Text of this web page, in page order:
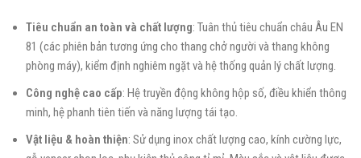
Tiêu chuẩn an toàn và chất lượng: Tuân thủ tiêu chuẩn châu Âu EN
81 (các phiên bản tương ứng cho thang chở người và thang không
phòng máy), kiểm định nghiêm ngặt và hệ thống quản lý chất lượng.
Công nghệ cao cấp: Hệ truyền động không hộp số, điều khiển thông
minh, hệ phanh tiên tiến và năng lượng tái tạo.
Vật liệu & hoàn thiện: Sử dụng inox chất lượng cao, kính cường lực,